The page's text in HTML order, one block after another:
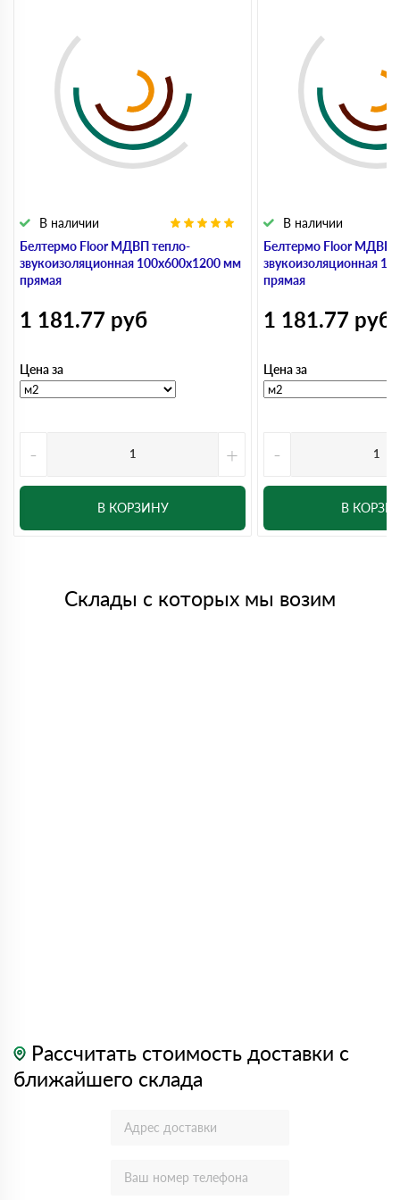
Белтермо Floor МДВП тепло-
звукоизоляционная 100х600х1200 мм
прямая
В наличии
1 181.77 руб
Цена за
- +
В КОРЗИНУ
Белтермо Floor МДВП
звукоизоляционная
прямая
В наличии
1 181.77 руб
Цена за
-
В
Склады с которых мы возим
Рассчитать стоимость доставки с
ближайшего склада